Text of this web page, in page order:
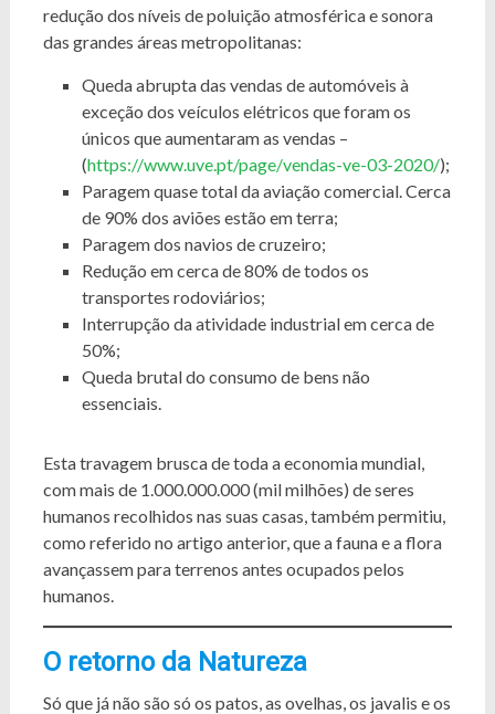
redução dos níveis de poluição atmosférica e sonora
das grandes áreas metropolitanas:
Queda abrupta das vendas de automóveis à
exceção dos veículos elétricos que foram os
únicos que aumentaram as vendas –
(https://www.uve.pt/page/vendas-ve-03-2020/);
Paragem quase total da aviação comercial. Cerca
de 90% dos aviões estão em terra;
Paragem dos navios de cruzeiro;
Redução em cerca de 80% de todos os
transportes rodoviários;
Interrupção da atividade industrial em cerca de
50%;
Queda brutal do consumo de bens não
essenciais.
Esta travagem brusca de toda a economia mundial,
com mais de 1.000.000.000 (mil milhões) de seres
humanos recolhidos nas suas casas, também permitiu,
como referido no artigo anterior, que a fauna e a flora
avançassem para terrenos antes ocupados pelos
humanos.
O retorno da Natureza
Só que já não são só os patos, as ovelhas, os javalis e os